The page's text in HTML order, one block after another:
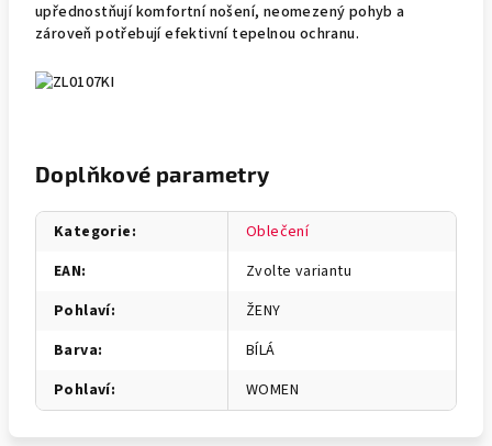
upřednostňují komfortní nošení, neomezený pohyb a
zároveň potřebují efektivní tepelnou ochranu.
Doplňkové parametry
Kategorie:
Oblečení
EAN:
Zvolte variantu
Pohlaví:
ŽENY
Barva:
BÍLÁ
Pohlaví: WOMEN